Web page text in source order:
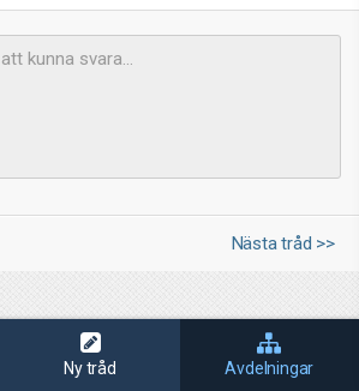
Nästa tråd >>
Ny tråd Avdelningar